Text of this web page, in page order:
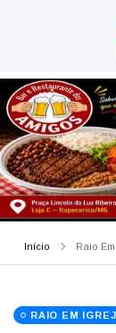
Início Raio
RAIO EM